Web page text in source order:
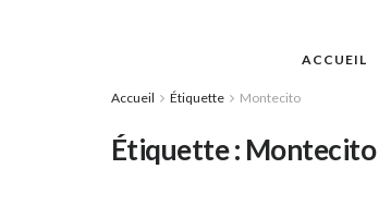
ACCUEIL
Accueil Étiquette Montecito
Étiquette : Montecito